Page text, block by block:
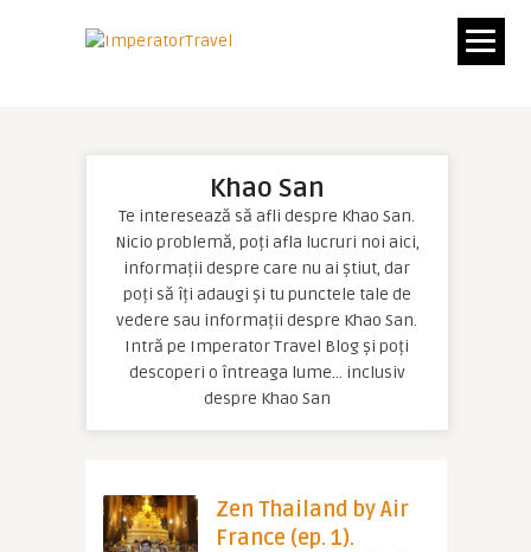
Khao San
Te interesează să afli despre Khao San.
Nicio problemă, poți afla lucruri noi aici,
informații despre care nu ai știut, dar
poți să îți adaugi și tu punctele tale de
vedere sau informații despre Khao San.
Intră pe Imperator Travel Blog și poți
descoperi o întreaga lume… inclusiv
despre Khao San
Zen Thailand by Air
France (ep. 1).